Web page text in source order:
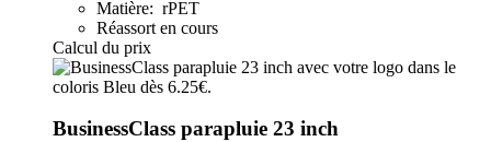
Matière: rPET
Réassort en cours
Calcul du prix
BusinessClass parapluie 23 inch